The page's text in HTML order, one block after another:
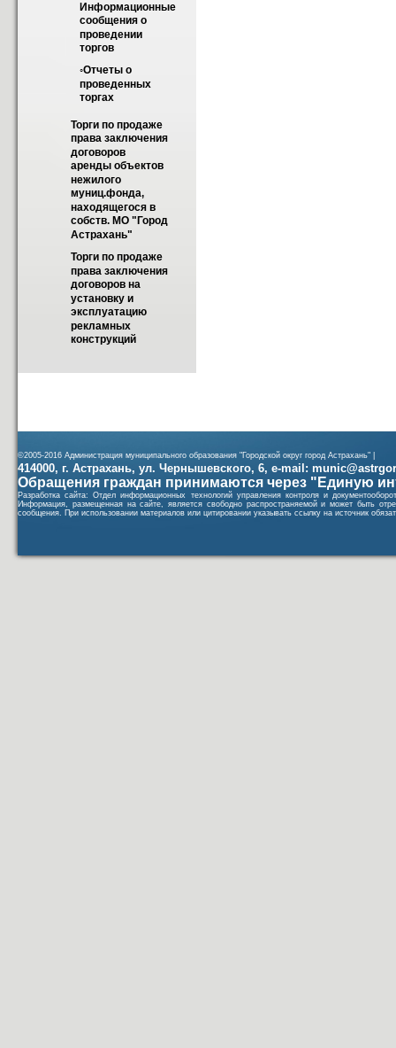
Информационные
сообщения о
проведении
торгов
◦Отчеты о
проведенных
торгах
Торги по продаже
права заключения
договоров
аренды объектов
нежилого
муниц.фонда,
находящегося в
собств. МО "Город
Астрахань"
Торги по продаже
права заключения
договоров на
установку и
эксплуатацию
рекламных
конструкций
©2005-2016 Администрация муниципального образования "Городской округ город Астрахань" |
414000, г. Астрахань, ул. Чернышевского, 6, e-mail:
Обращения граждан принимаются через "Единую
Разработка сайта: Отдел информационных технологий управления контроля и
Информация, размещенная на сайте, является свободно распространяемой и может быть
сообщения. При использовании материалов или цитировании указывать ссылку на источник